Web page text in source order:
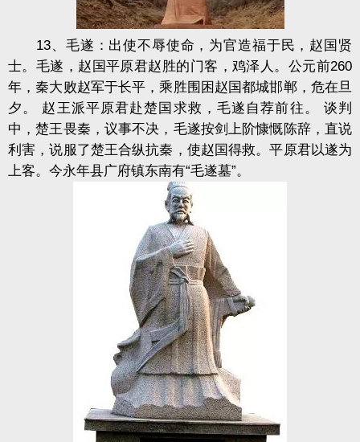
13、毛遂：出使不辱使命，为官造福于民，赵国贤
士。毛遂，赵国平原君赵胜的门客，鸡泽人。公元前260
年，秦大败赵军于长平，乘胜围困赵国都城邯郸，危在旦
夕。 赵王派平原君赴楚国求救，毛遂自荐前往。 谈判
中，楚王畏秦，议事不决，毛遂按剑上阶慷慨陈辞，直说
利害，说服了楚王合纵抗秦，使赵国得救。平原君以遂为
上客。今永年县广府镇东南有“毛遂墓”。